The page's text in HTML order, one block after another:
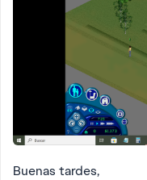
Buenas tardes,